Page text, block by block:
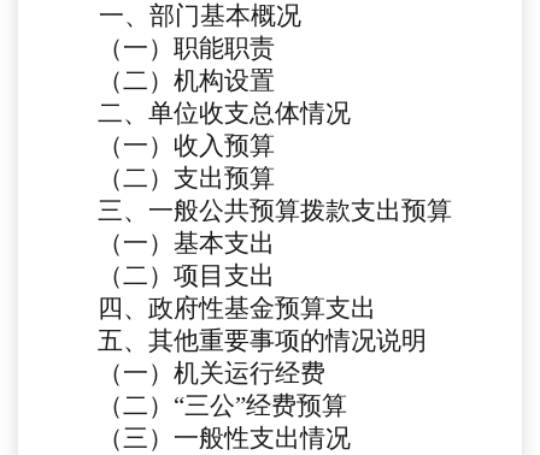
一、部门基本概况
（一）职能职责
（二）机构设置
二、单位收支总体情况
（一）收入预算
（二）支出预算
三、一般公共预算拨款支出预算
（一）基本支出
（二）项目支出
四、政府性基金预算支出
五、其他重要事项的情况说明
（一）机关运行经费
（二） “三公”经费预算
（三）一般性支出情况